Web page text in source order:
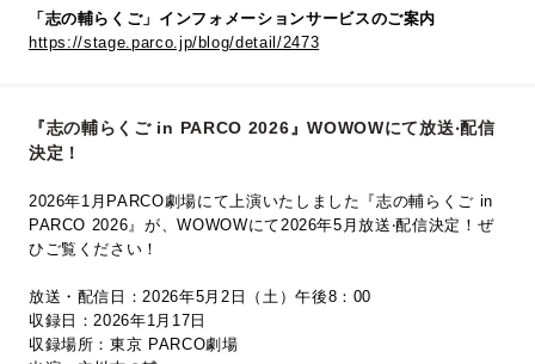
「志の輔らくご」インフォメーションサービスのご案内
https://stage.parco.jp/blog/detail/2473
『志の輔らくご in PARCO 2026』WOWOWにて放送‧配信
決定！
2026年1月PARCO劇場にて上演いたしました『志の輔らくご in
PARCO 2026』が、WOWOWにて2026年5⽉放送‧配信決定！ぜ
ひご覧ください！
放送・配信日：2026年5月2日（土）午後8：00
収録日：2026年1月17日
収録場所：東京 PARCO劇場